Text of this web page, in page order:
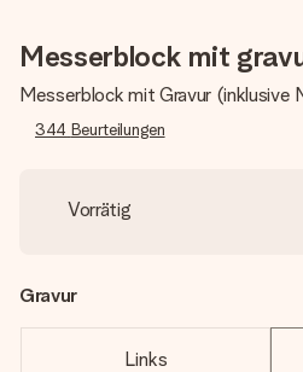
Messerblock mit
Messerblock mit Gravur (inklusive
344 Beurteilungen
Vorrätig
Gravur
Links